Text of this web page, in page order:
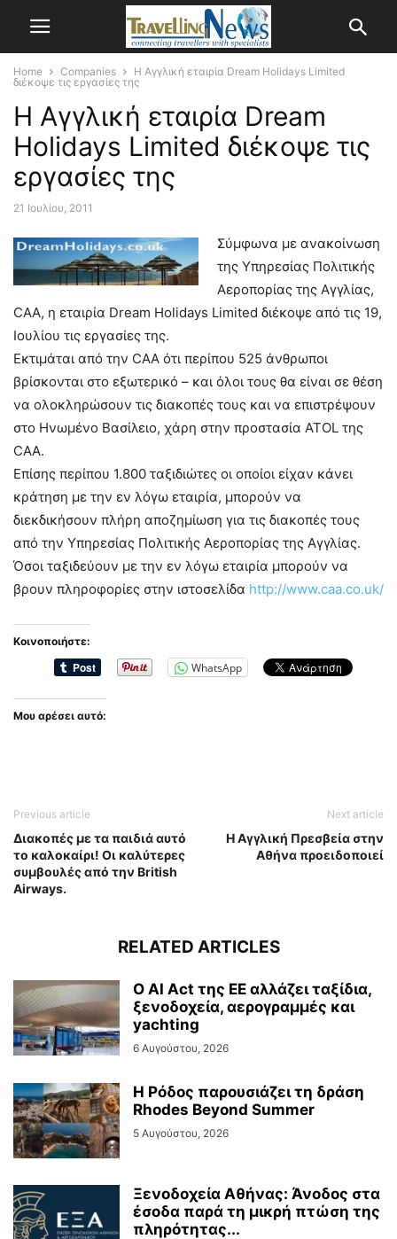
Home Companies
Η Αγγλική εταιρία Dream Holidays Limited
διέκοψε τις εργασίες της
Η Αγγλική εταιρία Dream
Holidays Limited διέκοψε τις
εργασίες της
21 Ιουλίου, 2011
Σύμφωνα με ανακοίνωση
της Υπηρεσίας Πολιτικής
Αεροπορίας της Αγγλίας,
CAA, η εταιρία Dream Holidays Limited διέκοψε από τις 19,
Ιουλίου τις εργασίες της.
Εκτιμάται από την CAA ότι περίπου 525 άνθρωποι
βρίσκονται στο εξωτερικό – και όλοι τους θα είναι σε θέση
να ολοκληρώσουν τις διακοπές τους και να επιστρέψουν
στο Ηνωμένο Βασίλειο, χάρη στην προστασία ATOL της
CAA.
Επίσης περίπου 1.800 ταξιδιώτες οι οποίοι είχαν κάνει
κράτηση με την εν λόγω εταιρία, μπορούν να
διεκδικήσουν πλήρη αποζημίωση για τις διακοπές τους
από την Υπηρεσίας Πολιτικής Αεροπορίας της Αγγλίας.
Όσοι ταξιδεύουν με την εν λόγω εταιρία μπορούν να
βρουν πληροφορίες στην ιστοσελίδα http://www.caa.co.uk/
Κοινοποιήστε:
WhatsApp
Μου αρέσει αυτό:
Previous article
Διακοπές με τα παιδιά αυτό
το καλοκαίρι! Οι καλύτερες
συμβουλές από την British
Airways.
Next article
H Αγγλική Πρεσβεία στην
Αθήνα προειδοποιεί
RELATED ARTICLES
Ο AI Act της ΕΕ αλλάζει ταξίδια,
ξενοδοχεία, αερογραμμές και
yachting
6 Αυγούστου, 2026
Η Ρόδος παρουσιάζει τη δράση
Rhodes Beyond Summer
5 Αυγούστου, 2026
Ξενοδοχεία Αθήνας: Άνοδος στα
έσοδα παρά τη μικρή πτώση της
πληρότητας...